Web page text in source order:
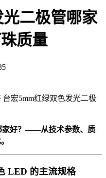
二极管哪家
质量
宏5mm红绿双色发光二极
家好？——从技术参数、质
LED 的主流规格